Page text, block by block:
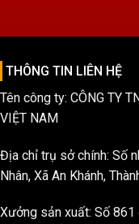
THÔNG TIN LIÊN HỆ
Tên công ty: CÔNG TY
VIỆT NAM
Địa chỉ trụ sở chính: Số
Nhân, Xã An Khánh,
Xưởng sản xuất: Số